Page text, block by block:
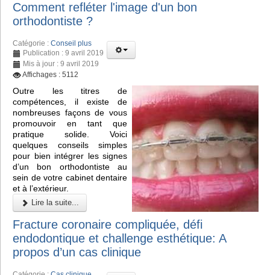
Comment refléter l'image d'un bon
orthodontiste ?
Catégorie : Conseil plus
Publication : 9 avril 2019
Mis à jour : 9 avril 2019
Affichages : 5112
Outre les titres de
compétences, il existe de
nombreuses façons de vous
promouvoir en tant que
pratique solide. Voici
quelques conseils simples
pour bien intégrer les signes
d’un bon orthodontiste au
sein de votre cabinet dentaire
et à l’extérieur.
Lire la suite...
Fracture coronaire compliquée, défi
endodontique et challenge esthétique: A
propos d’un cas clinique